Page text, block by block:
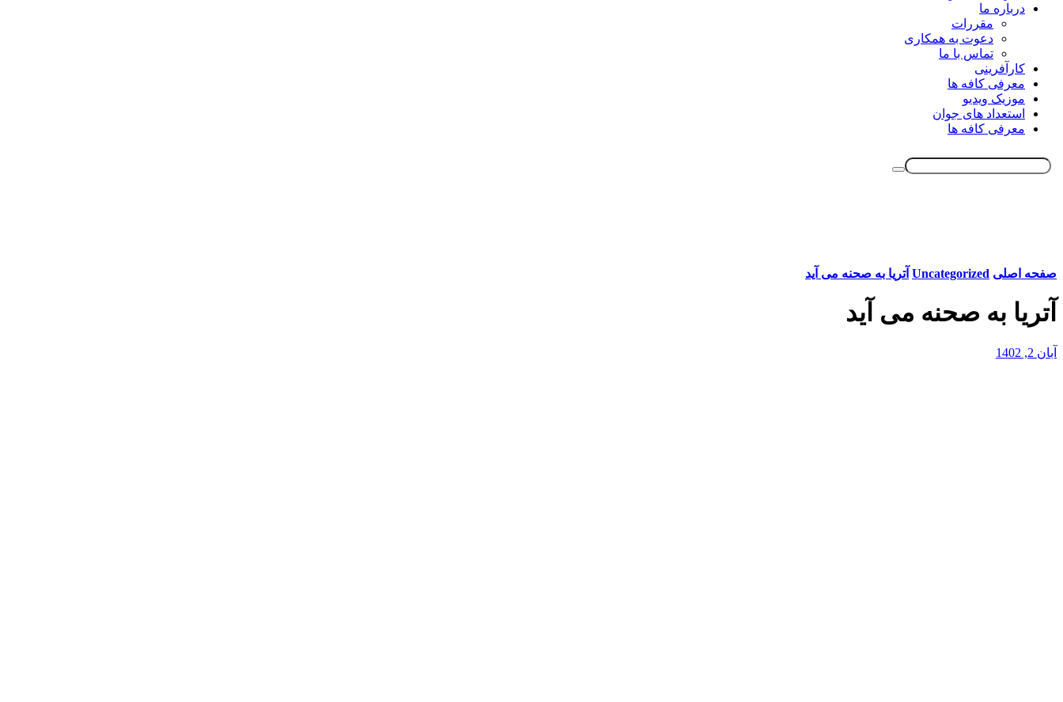
درباره ما
مقررات
دعوت به همکاری
تماس با ما
کارآفرینی
معرفی کافه ها
موزیک ویدیو
استعداد های جوان
معرفی کافه ها
صفحه اصلی Uncategorized آتریا به صحنه می آید
آتریا به صحنه می آید
آبان 2, 1402